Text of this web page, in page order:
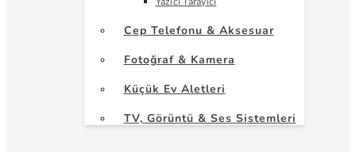
Cep Telefonu & Aksesuar
Fotoğraf & Kamera
Küçük Ev Aletleri
TV, Görüntü & Ses Sistemleri